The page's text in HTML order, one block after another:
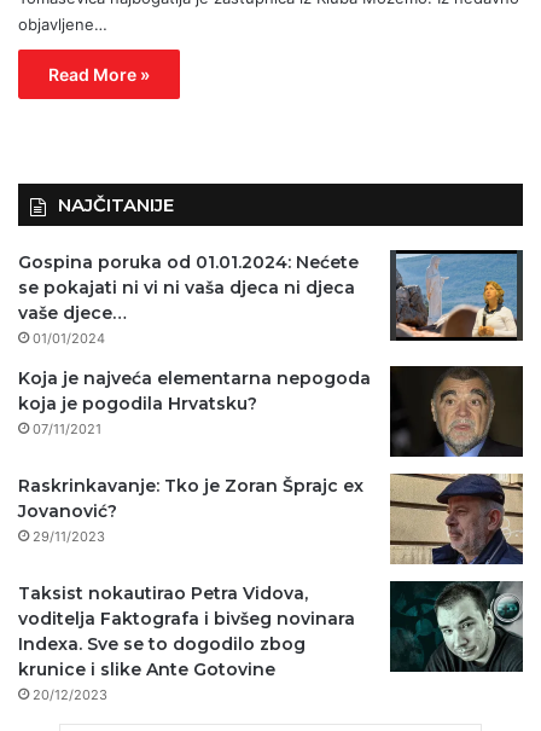
objavljene…
Read More »
NAJČITANIJE
Gospina poruka od 01.01.2024: Nećete
se pokajati ni vi ni vaša djeca ni djeca
vaše djece…
01/01/2024
Koja je najveća elementarna nepogoda
koja je pogodila Hrvatsku?
07/11/2021
Raskrinkavanje: Tko je Zoran Šprajc ex
Jovanović?
29/11/2023
Taksist nokautirao Petra Vidova,
voditelja Faktografa i bivšeg novinara
Indexa. Sve se to dogodilo zbog
krunice i slike Ante Gotovine
20/12/2023